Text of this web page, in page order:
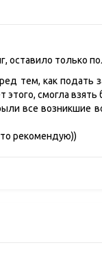
оставило только
тем, как
этого, смогла
все
рекомендую))